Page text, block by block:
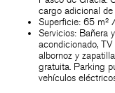
cargo adicional
Superficie: 65 m²
Servicios: Bañera
acondicionado,
albornoz y
gratuita. Parking
vehículos